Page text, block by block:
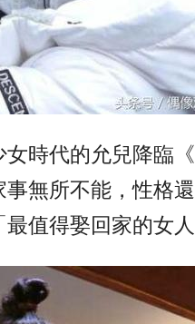
時代的允兒降臨
無所不能，性格還
值得娶回家的女人